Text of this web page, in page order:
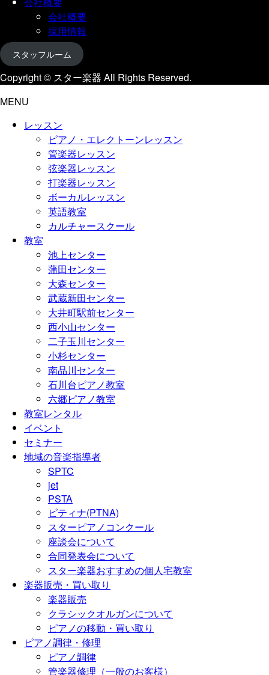
会社概要
採用情報
スタッフルーム
Copyright © スター楽器 All Rights Reserved.
MENU
レッスン
ピアノ・エレクトーンレッスン
管楽器レッスン
弦楽器レッスン
打楽器レッスン
ボーカルレッスン
英語教室
カルチャースクール
教室
池上センター
蒲田センター
大森センター
武蔵新田センター
大井町駅前センター
西小山センター
二子玉川センター
小杉センター
南品川センター
石川台ピアノ教室
六郷ピアノ教室
教室レンタル
イベント
セミナー
地域の音楽指導者
SPTC
jet
PSTA
ピティナ(PTNA)
スターピアノコンクール
座談会について
合同発表会について
スター楽器おすすめの個人宅教室
楽器販売・買い取り
楽器販売
クラシックオルガンについて
ピアノの移動・買い取り
ピアノ調律・修理
ピアノ調律
管楽器修理（一般のお客様）